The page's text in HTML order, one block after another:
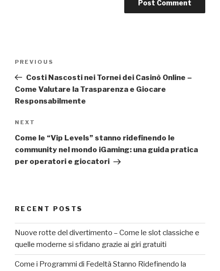
Previous
Post
PREVIOUS
Costi Nascosti nei Tornei dei Casinò Online –
Come Valutare la Trasparenza e Giocare
Responsabilmente
Next
Post
NEXT
Come le “Vip Levels” stanno ridefinendo le
community nel mondo iGaming: una guida pratica
per operatori e giocatori
RECENT POSTS
Nuove rotte del divertimento – Come le slot classiche e
quelle moderne si sfidano grazie ai giri gratuiti
Come i Programmi di Fedeltà Stanno Ridefinendo la